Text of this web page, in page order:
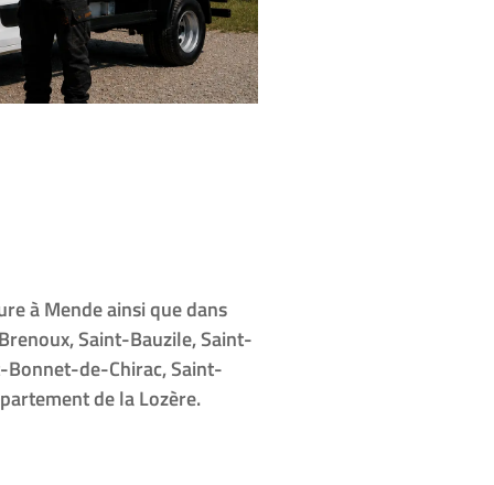
à Mende ainsi que dans
Saint-Bauzile, Saint-
Bonnet-de-Chirac, Saint-
de la Lozère.